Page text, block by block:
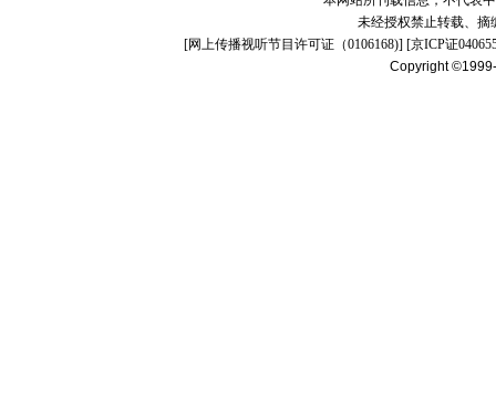
未经授权禁止转载、摘
[网上传播视听节目许可证（0106168)] [京ICP证
Copyright